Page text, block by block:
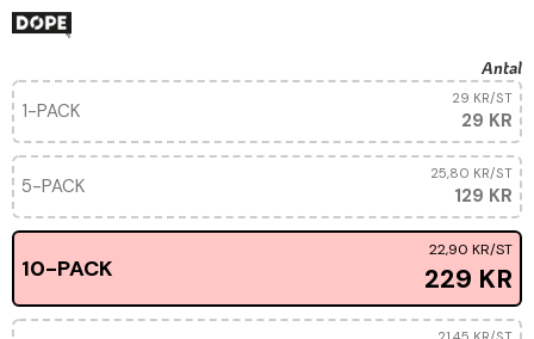
Antal
1-PACK 29 KR
29 KR/ST
5-PACK 129 KR
25,80 KR/ST
10-PACK 229 KR
22,90 KR/ST